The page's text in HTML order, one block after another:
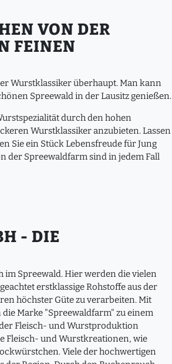
VON DER
FEINEN
Wurstklassiker überhaupt. Man kann
Spreewald in der Lausitz genießen.
durch den hohen
Wurstklassiker anzubieten. Lassen
Sie ein Stück Lebensfreude für Jung
der Spreewaldfarm sind in jedem Fall
- DIE
im Spreewald. Hier werden die vielen
erstklassige Rohstoffe aus der
höchster Güte zu verarbeiten. Mit
Marke "Spreewaldfarm" zu einem
Fleisch- und Wurstproduktion
Fleisch- und Wurstkreationen, wie
Viele der hochwertigen